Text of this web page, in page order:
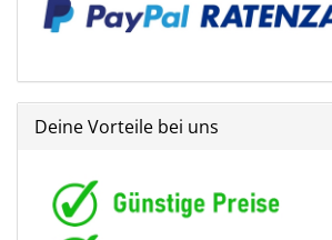
Deine Vorteile bei uns